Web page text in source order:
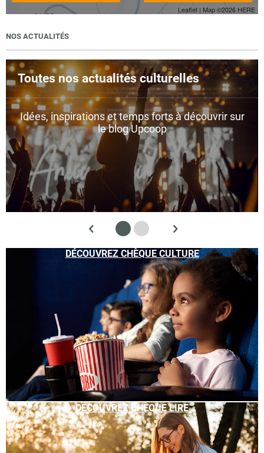
Leaflet | Map ©2026 HERE
NOS ACTUALITÉS
Toutes nos actualités culturelles
Idées, inspirations et temps forts à découvrir sur
le blog Upcoop
DÉCOUVREZ CHÈQUE CULTURE
DÉCOUVREZ CHÈQUE LIRE